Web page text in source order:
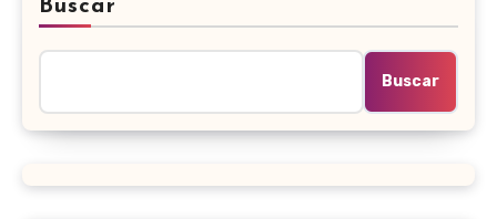
Buscar
Buscar